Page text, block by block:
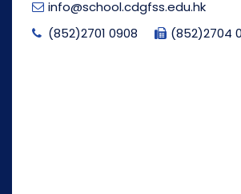
info@school.cdgfss.edu.hk
(852)2701 0908
(852)2704